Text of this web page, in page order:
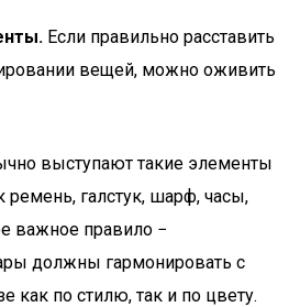
Если правильно расставить
вещей, можно оживить
выступают такие элементы
ремень, галстук, шарф, часы,
важное правило −
должны гармонировать с
как по стилю, так и по цвету.